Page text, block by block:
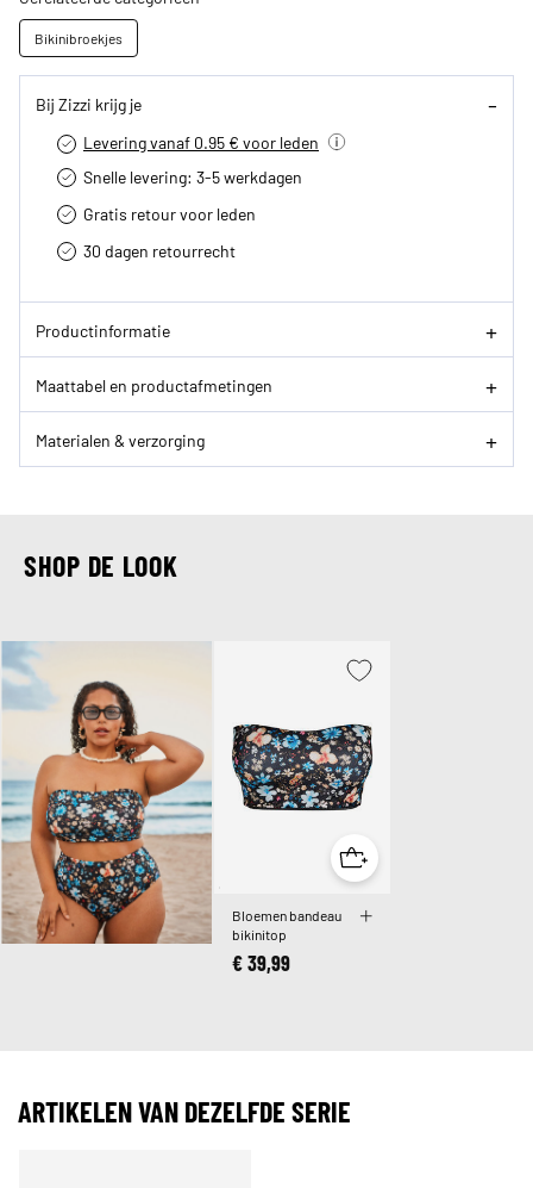
Bikinibroekjes
Bij Zizzi krijg je
Levering vanaf 0.95 € voor leden
Snelle levering: 3-5 werkdagen
Gratis retour voor leden
30 dagen retourrecht­
Productinformatie
Maattabel en productafmetingen
Materialen & verzorging
SHOP DE LOOK
Bloemen bandeau
bikinitop
€ 39,99
ARTIKELEN VAN DEZELFDE SERIE